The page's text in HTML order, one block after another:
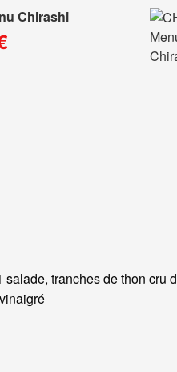
Chirashi
salade, tranches de thon cru